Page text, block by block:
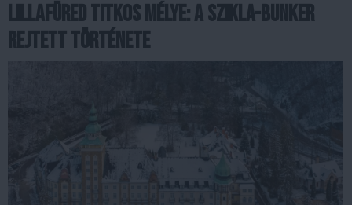
Lillafüred titkos mélye: a Szikla-bunker
rejtett története